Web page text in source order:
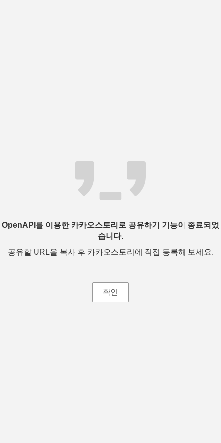
OpenAPI를 이용한 카카오스토리로 공유하기 기능이 종료되었
습니다.
공유할 URL을 복사 후 카카오스토리에 직접 등록해 보세요.
확인